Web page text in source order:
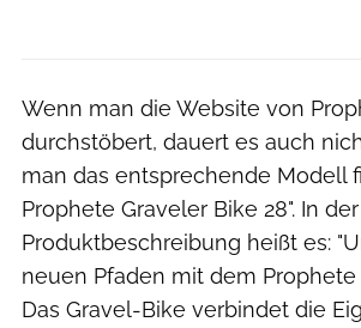
Wenn man die Website von
durchstöbert, dauert es auch
man das entsprechende Modell
Prophete Graveler Bike 28". In der
Produktbeschreibung heißt es:
neuen Pfaden mit dem Prophete
Das Gravel-Bike verbindet die